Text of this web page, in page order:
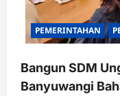
PEMERINTAHAN
Bangun SDM
Banyuwangi